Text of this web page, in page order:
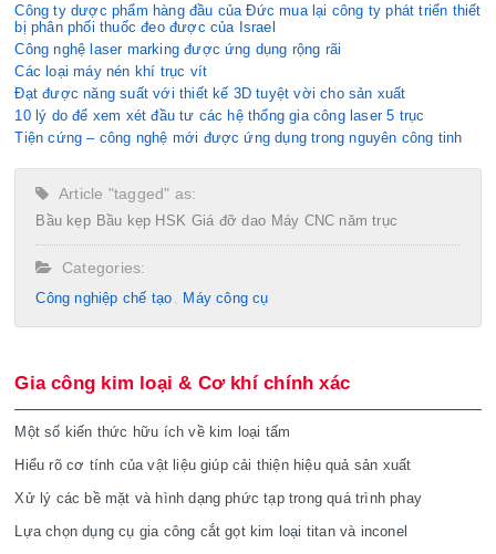
Công ty dược phẩm hàng đầu của Đức mua lại công ty phát triển thiết
bị phân phối thuốc đeo được của Israel
Công nghệ laser marking được ứng dụng rộng rãi
Các loại máy nén khí trục vít
Đạt được năng suất với thiết kế 3D tuyệt vời cho sản xuất
10 lý do để xem xét đầu tư các hệ thống gia công laser 5 trục
Tiện cứng – công nghệ mới được ứng dụng trong nguyên công tinh
Article "tagged" as:
Bầu kẹp Bầu kẹp HSK Giá đỡ dao Máy CNC năm trục
Categories:
Công nghiệp chế tạo​ Máy công cụ
Gia công kim loại & Cơ khí chính xác
Một số kiến thức hữu ích về kim loại tấm
Hiểu rõ cơ tính của vật liệu giúp cải thiện hiệu quả sản xuất
Xử lý các bề mặt và hình dạng phức tạp trong quá trình phay
Lựa chọn dụng cụ gia công cắt gọt kim loại titan và inconel